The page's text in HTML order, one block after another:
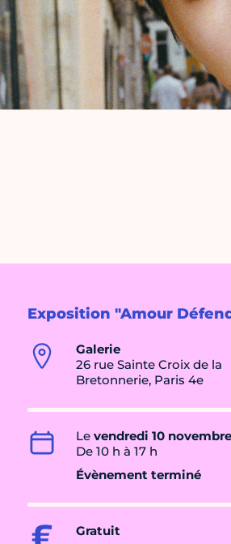
Exposition "Amour
Galerie
26 rue Sainte Croix de la
Bretonnerie, Paris 4e
Le vendredi 10
De 10 h à 17 h
Évènement terminé
Gratuit